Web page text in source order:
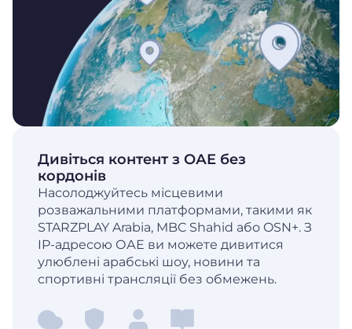
Дивіться контент з ОАЕ без
кордонів
Насолоджуйтесь місцевими
розважальними платформами, такими як
STARZPLAY Arabia, MBC Shahid або OSN+. З
IP-адресою ОАЕ ви можете дивитися
улюблені арабські шоу, новини та
спортивні трансляції без обмежень.